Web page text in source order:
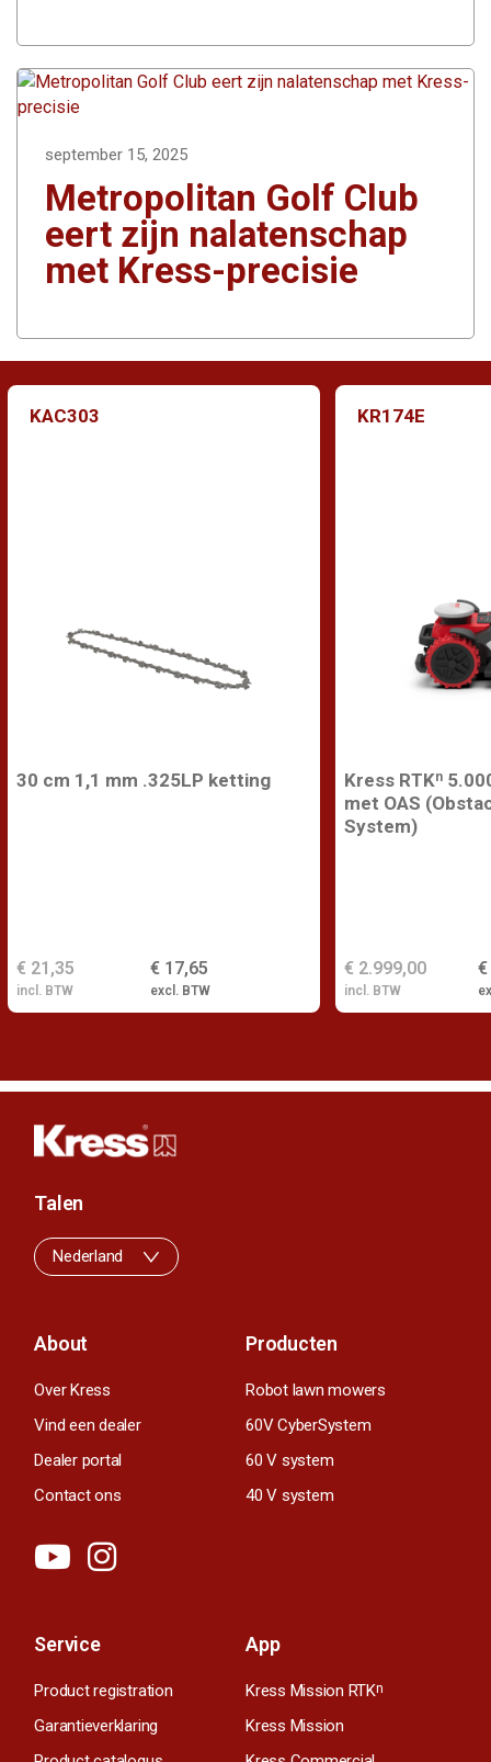
september 15, 2025
Metropolitan Golf Club
eert zijn nalatenschap
met Kress-precisie
KAC303
30 cm 1,1 mm .325LP ketting
€ 17,65
excl. BTW
€ 21,35
incl. BTW
KR174E
Kress RTKⁿ
met OAS
System)
€
€ 2.999,00
incl. BTW
About
Over Kress
Vind een dealer
Dealer portal
Contact ons
Producten
Robot lawn mowers
60V CyberSystem
60 V system
40 V system
Service
Product registration
Garantieverklaring
App
Kress Mission RTKn
Kress Mission
Talen
Nederland